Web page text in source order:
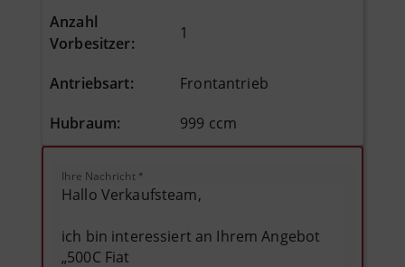
Anzahl
Vorbesitzer:
1
Antriebsart:
Frontantrieb
Hubraum: 999 ccm
Ihre Nachricht *